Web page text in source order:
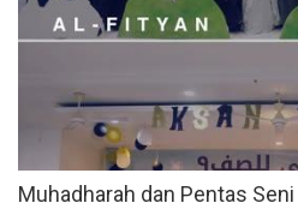
Muhadharah dan Pentas